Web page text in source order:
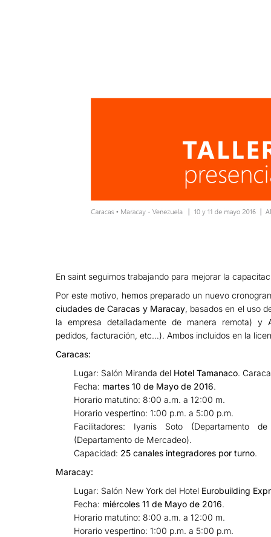
En saint seguimos trabajando para mejorar la
Por este motivo, hemos preparado un nuevo
ciudades de Caracas y Maracay, basados en el uso
la empresa detalladamente de manera remota) y
pedidos, facturación, etc…). Ambos incluidos en la
Caracas:
Lugar: Salón Miranda del Hotel Tamanaco.
Fecha: martes 10 de Mayo de 2016.
Horario matutino: 8:00 a.m. a 12:00 m.
Horario vespertino: 1:00 p.m. a 5:00 p.m.
Facilitadores: Iyanis Soto (Departamento
(Departamento de Mercadeo).
Capacidad: 25 canales integradores por turno.
Maracay:
Lugar: Salón New York del Hotel Eurobuilding
Fecha: miércoles 11 de Mayo de 2016.
Horario matutino: 8:00 a.m. a 12:00 m.
Horario vespertino: 1:00 p.m. a 5:00 p.m.